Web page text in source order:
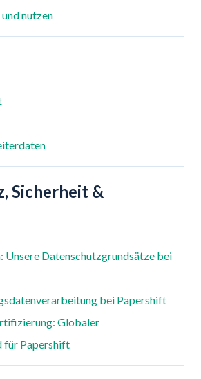
nutzen
Sicherheit &
Unsere Datenschutzgrundsätze bei
bei Papershift
Globaler
für Papershift